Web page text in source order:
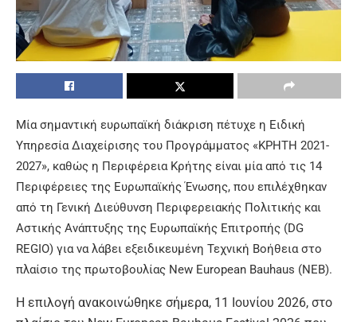
Μία σημαντική ευρωπαϊκή διάκριση πέτυχε η Ειδική
Υπηρεσία Διαχείρισης του Προγράμματος «ΚΡΗΤΗ 2021-
2027», καθώς η Περιφέρεια Κρήτης είναι μίααπό τις 14
Περιφέρειες της Ευρωπαϊκής Ένωσης, που επιλέχθηκαν
από τη Γενική Διεύθυνση Περιφερειακής Πολιτικής και
Αστικής Ανάπτυξης της Ευρωπαϊκής Επιτροπής (DG
REGIO) για να λάβει εξειδικευμένη Τεχνική Βοήθεια στο
πλαίσιο της πρωτοβουλίας New European Bauhaus (NEB).
Η επιλογή ανακοινώθηκε σήμερα, 11 Ιουνίου 2026, στο